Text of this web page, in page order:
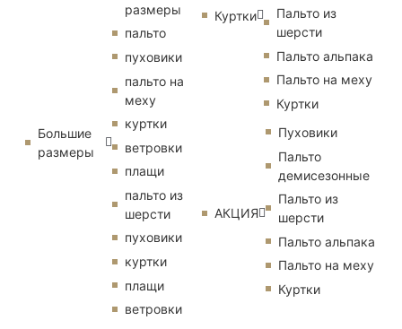
Большие
размеры
размеры
пальто
пуховики
пальто на
меху
куртки
ветровки
плащи
пальто из
шерсти
пуховики
куртки
плащи
ветровки
Куртки
Пальто из
шерсти
Пальто альпака
Пальто на меху
Куртки
АКЦИЯ
Пуховики
Пальто
демисезонные
Пальто из
шерсти
Пальто альпака
Пальто на меху
Куртки